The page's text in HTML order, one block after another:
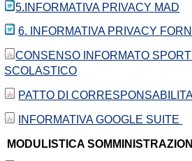
5.INFORMATIVA PRIVACY MAD
6. INFORMATIVA PRIVACY
CONSENSO INFORMATO
SCOLASTICO
PATTO DI
INFORMATIVA GOOGLE SUITE
MODULISTICA